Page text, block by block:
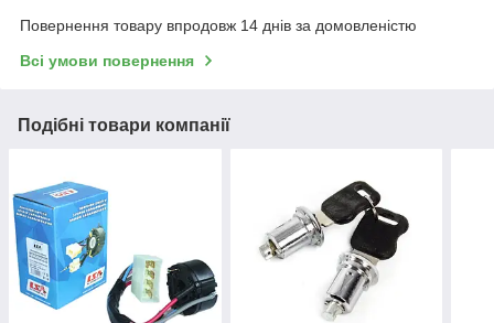
Повернення товару впродовж 14 днів за домовленістю
Всі умови повернення
Подібні товари компанії